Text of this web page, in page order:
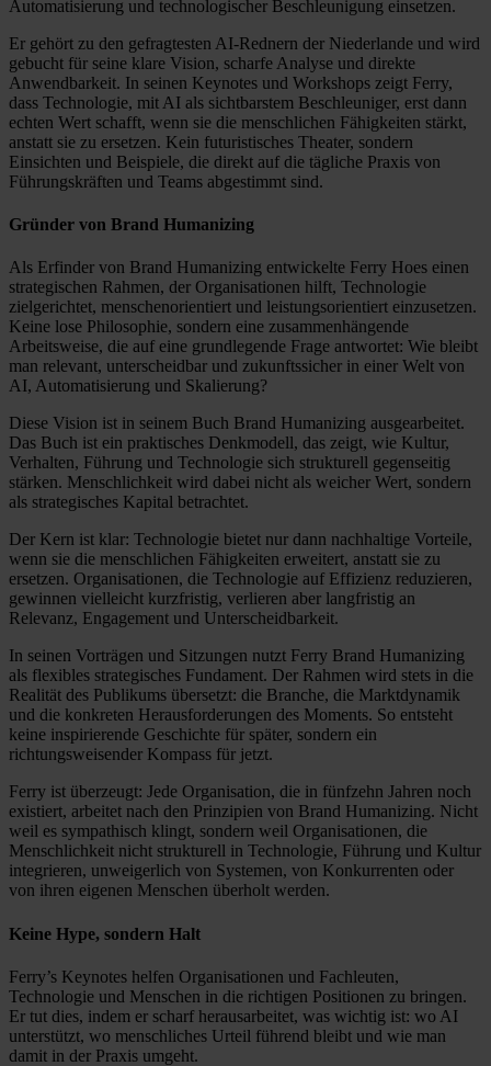
Automatisierung und technologischer Beschleunigung einsetzen.
Er gehört zu den gefragtesten AI-Rednern der Niederlande und wird
gebucht für seine klare Vision, scharfe Analyse und direkte
Anwendbarkeit. In seinen Keynotes und Workshops zeigt Ferry,
dass Technologie, mit AI als sichtbarstem Beschleuniger, erst dann
echten Wert schafft, wenn sie die menschlichen Fähigkeiten stärkt,
anstatt sie zu ersetzen. Kein futuristisches Theater, sondern
Einsichten und Beispiele, die direkt auf die tägliche Praxis von
Führungskräften und Teams abgestimmt sind.
Gründer von Brand Humanizing
Als Erfinder von Brand Humanizing entwickelte Ferry Hoes einen
strategischen Rahmen, der Organisationen hilft, Technologie
zielgerichtet, menschenorientiert und leistungsorientiert einzusetzen.
Keine lose Philosophie, sondern eine zusammenhängende
Arbeitsweise, die auf eine grundlegende Frage antwortet: Wie bleibt
man relevant, unterscheidbar und zukunftssicher in einer Welt von
AI, Automatisierung und Skalierung?
Diese Vision ist in seinem Buch Brand Humanizing ausgearbeitet.
Das Buch ist ein praktisches Denkmodell, das zeigt, wie Kultur,
Verhalten, Führung und Technologie sich strukturell gegenseitig
stärken. Menschlichkeit wird dabei nicht als weicher Wert, sondern
als strategisches Kapital betrachtet.
Der Kern ist klar: Technologie bietet nur dann nachhaltige Vorteile,
wenn sie die menschlichen Fähigkeiten erweitert, anstatt sie zu
ersetzen. Organisationen, die Technologie auf Effizienz reduzieren,
gewinnen vielleicht kurzfristig, verlieren aber langfristig an
Relevanz, Engagement und Unterscheidbarkeit.
In seinen Vorträgen und Sitzungen nutzt Ferry Brand Humanizing
als flexibles strategisches Fundament. Der Rahmen wird stets in die
Realität des Publikums übersetzt: die Branche, die Marktdynamik
und die konkreten Herausforderungen des Moments. So entsteht
keine inspirierende Geschichte für später, sondern ein
richtungsweisender Kompass für jetzt.
Ferry ist überzeugt: Jede Organisation, die in fünfzehn Jahren noch
existiert, arbeitet nach den Prinzipien von Brand Humanizing. Nicht
weil es sympathisch klingt, sondern weil Organisationen, die
Menschlichkeit nicht strukturell in Technologie, Führung und Kultur
integrieren, unweigerlich von Systemen, von Konkurrenten oder
von ihren eigenen Menschen überholt werden.
Keine Hype, sondern Halt
Ferry’s Keynotes helfen Organisationen und Fachleuten,
Technologie und Menschen in die richtigen Positionen zu bringen.
Er tut dies, indem er scharf herausarbeitet, was wichtig ist: wo AI
unterstützt, wo menschliches Urteil führend bleibt und wie man
damit in der Praxis umgeht.